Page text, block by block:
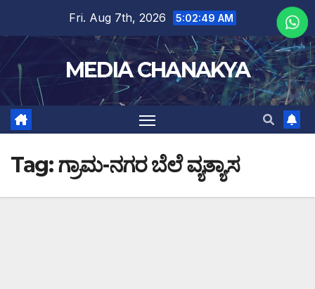
Fri. Aug 7th, 2026 5:02:49 AM
MEDIA CHANAKYA
Tag:ಗ್ರಾಮ-ನಗರ ಬೆಲೆ ವ್ಯತ್ಯಾಸ